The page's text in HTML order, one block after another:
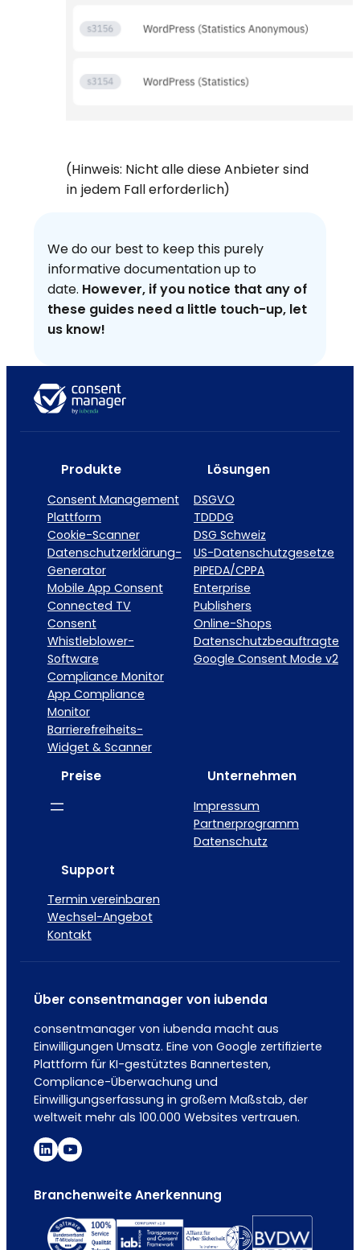
(Hinweis: Nicht alle diese Anbieter sind
in jedem Fall erforderlich)
We do our best to keep this purely
informative documentation up to
date. However, if you notice that any of
these guides need a little touch-up, let
us know!
Produkte
Consent Management
Plattform
Cookie-Scanner
Datenschutzerklärung-
Generator
Mobile App Consent
Connected TV
Consent
Whistleblower-
Software
Compliance Monitor
App Compliance
Monitor
Barrierefreiheits-
Widget & Scanner
Lösungen
DSGVO
TDDDG
DSG Schweiz
US-Datenschutzgesetze
PIPEDA/CPPA
Enterprise
Publishers
Online-Shops
Datenschutzbeauftragte
Google Consent Mode v2
Preise Unternehmen
Impressum
Partnerprogramm
Datenschutz
Support
Termin vereinbaren
Wechsel-Angebot
Kontakt
Über consentmanager von iubenda
consentmanager von iubenda macht aus
Einwilligungen Umsatz. Eine von Google zertifizierte
Plattform für KI-gestütztes Bannertesten,
Compliance-Überwachung und
Einwilligungserfassung in großem Maßstab, der
weltweit mehr als 100.000 Websites vertrauen.
Branchenweite Anerkennung